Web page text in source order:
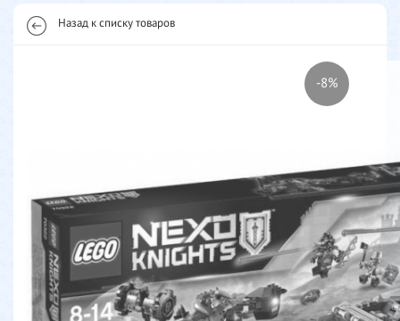
Назад к списку товаров
-8%